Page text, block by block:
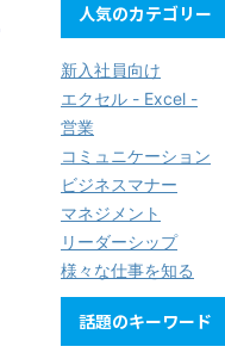
人気のカテゴリー
新入社員向け
エクセル - Excel -
営業
コミュニケーション
ビジネスマナー
マネジメント
リーダーシップ
様々な仕事を知る
話題のキーワード